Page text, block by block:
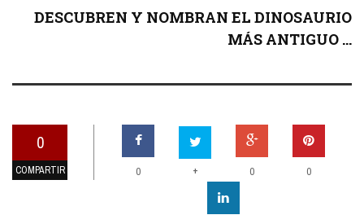
DESCUBREN Y NOMBRAN EL DINOSAURIO
MÁS ANTIGUO ...
0
COMPARTIR 0 + 0 0